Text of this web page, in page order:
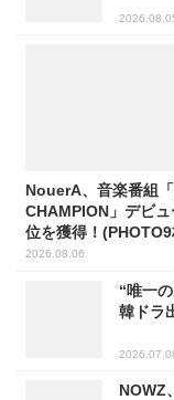
NouerA、音楽番組
CHAMPION」デビ
位を獲得！(PHOTO9
2026.08.06
“唯一
韓ドラ
NOWZ